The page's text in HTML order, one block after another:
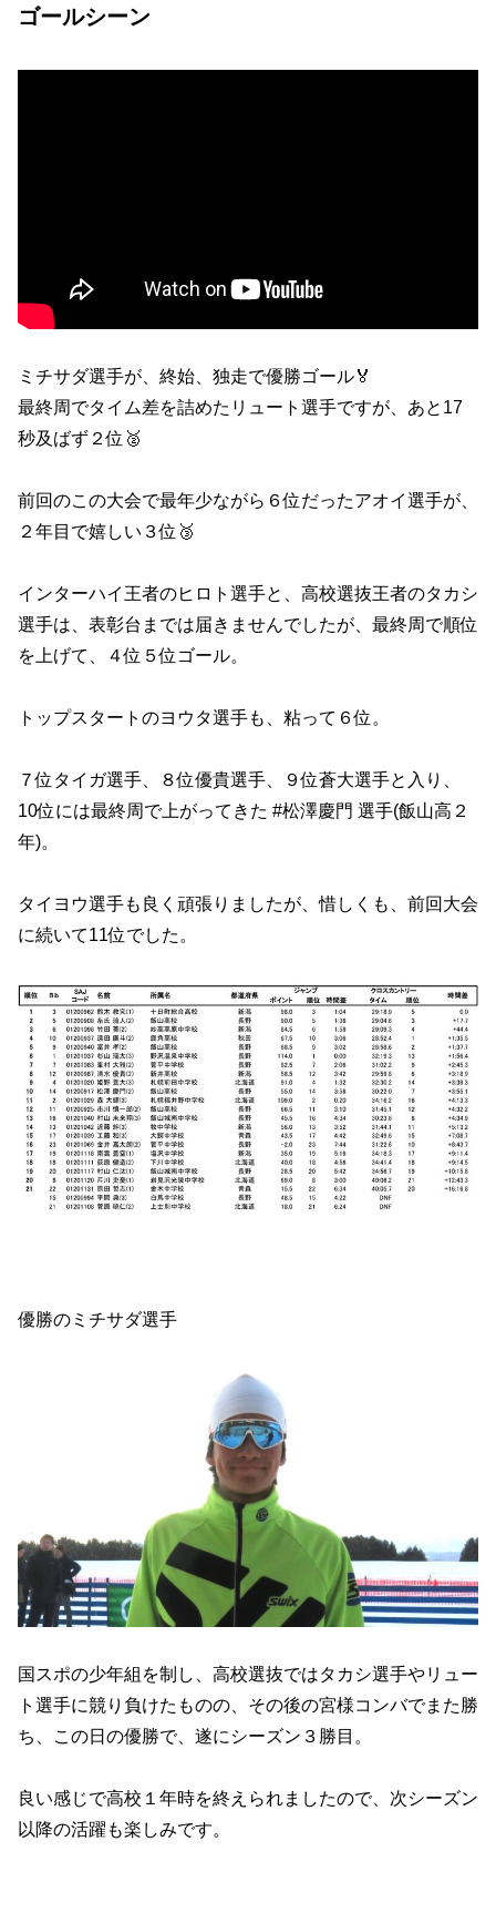
ゴールシーン
ミチサダ選手が、終始、独走で優勝ゴール🏅
最終周でタイム差を詰めたリュート選手ですが、あと17
秒及ばず２位🥈
前回のこの大会で最年少ながら６位だったアオイ選手が、
２年目で嬉しい３位🥉
インターハイ王者のヒロト選手と、高校選抜王者のタカシ
選手は、表彰台までは届きませんでしたが、最終周で順位
を上げて、４位５位ゴール。
トップスタートのヨウタ選手も、粘って６位。
７位タイガ選手、８位優貴選手、９位蒼大選手と入り、
10位には最終周で上がってきた #松澤慶門 選手(飯山高２
年)。
タイヨウ選手も良く頑張りましたが、惜しくも、前回大会
に続いて11位でした。
優勝のミチサダ選手
国スポの少年組を制し、高校選抜ではタカシ選手やリュー
ト選手に競り負けたものの、その後の宮様コンバでまた勝
ち、この日の優勝で、遂にシーズン３勝目。
良い感じで高校１年時を終えられましたので、次シーズン
以降の活躍も楽しみです。